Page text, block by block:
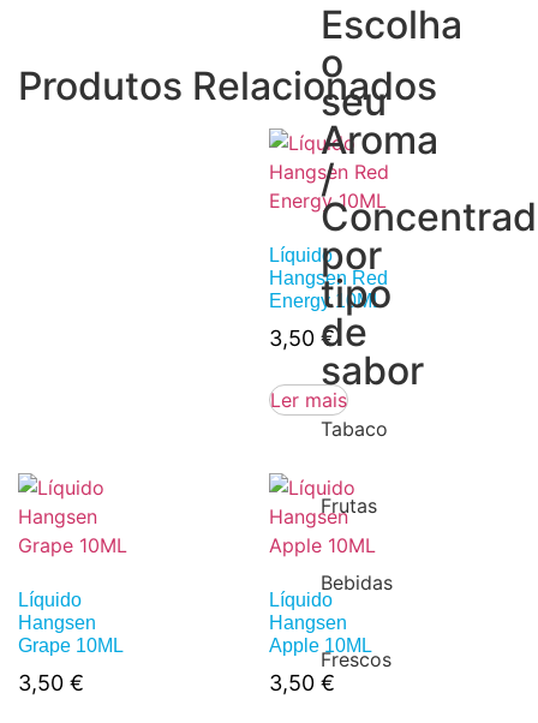
Escolha
o
seu
Aroma
/
por
tipo
de
sabor
Tabaco
Frutas
Bebidas
Frescos
Produtos Relacionados
Líquido
Hangsen Red
Energy 10ML
3,50 €
Ler mais
Líquido
Hangsen
Grape 10ML
3,50 €
Líquido
Hangsen
Apple 10ML
3,50 €